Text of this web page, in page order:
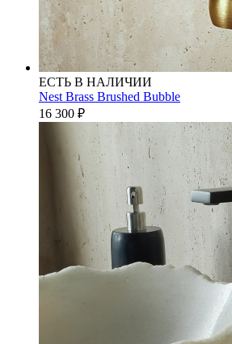
ЕСТЬ В НАЛИЧИИ
Nest Brass Brushed Bubble
16 300 ₽